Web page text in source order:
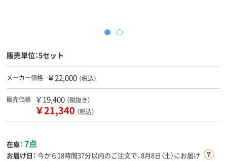
販売単位：5セット
メーカー価格 ￥22,000 （税込）
販売価格 ￥19,400 （税抜き）
￥21,340 （税込）
在庫： 7点
お届け日： 今から18時間37分以内のご注文で、8月8日（土）にお届け